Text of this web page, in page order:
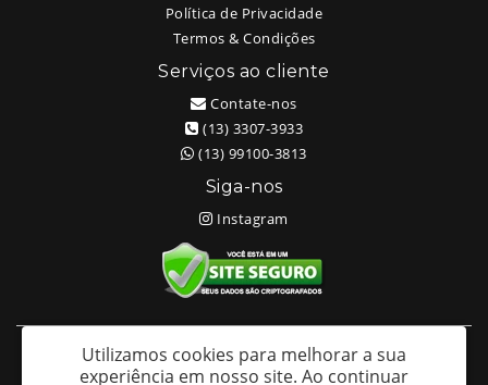
Política de Privacidade
Termos & Condições
Serviços ao cliente
Contate-nos
(13) 3307-3933
(13) 99100-3813
Siga-nos
Instagram
White Head Tattoo (Wellington Ricardo Kudlinski EPP) - CNPJ:
Utilizamos cookies para melhorar a sua
experiência em nosso site. Ao continuar